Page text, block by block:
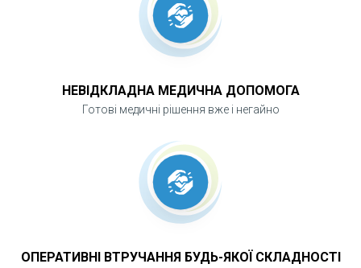
НЕВІДКЛАДНА МЕДИЧНА ДОПОМОГА
Готові медичні рішення вже і негайно
ОПЕРАТИВНІ ВТРУЧАННЯ БУДЬ-ЯКОЇ СКЛАДНОСТІ